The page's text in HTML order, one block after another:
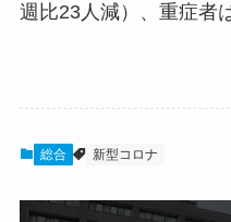
週比23人減）、重症者
総合 新型コロナ